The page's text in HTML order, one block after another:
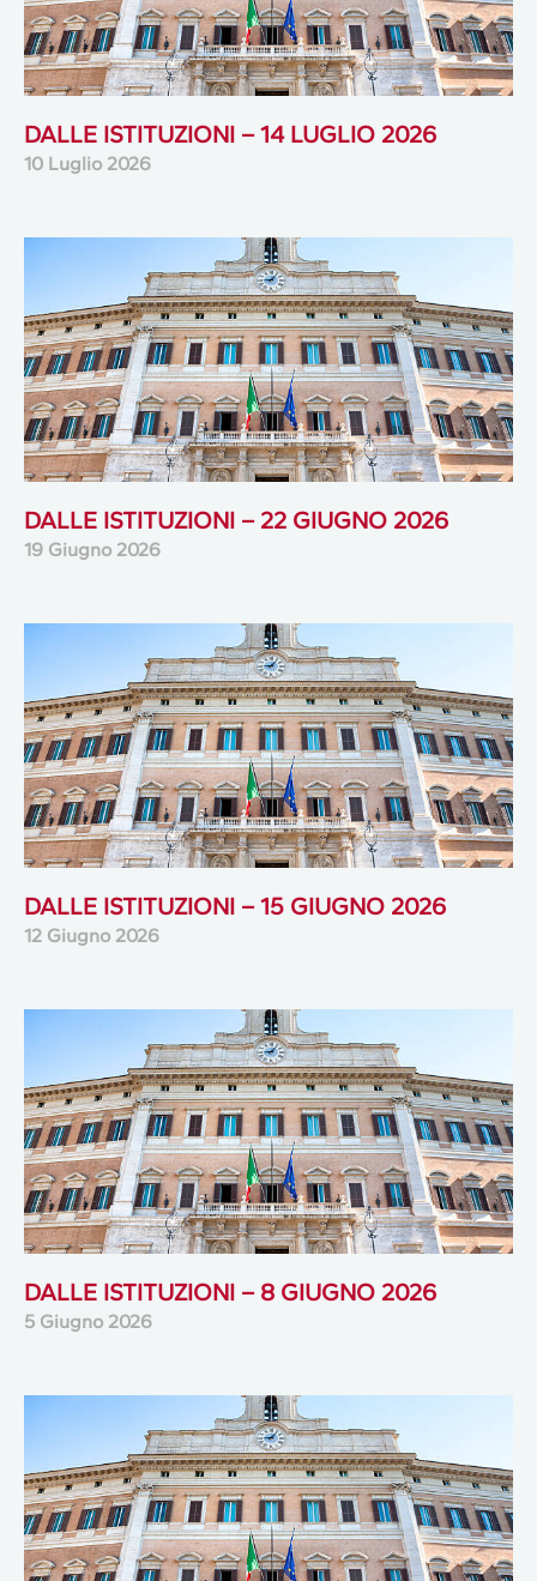
DALLE ISTITUZIONI – 14 LUGLIO 2026
10 Luglio 2026
DALLE ISTITUZIONI – 22 GIUGNO 2026
19 Giugno 2026
DALLE ISTITUZIONI – 15 GIUGNO 2026
12 Giugno 2026
DALLE ISTITUZIONI – 8 GIUGNO 2026
5 Giugno 2026